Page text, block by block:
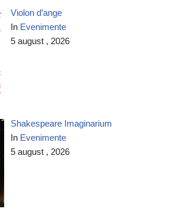
Violon d’ange
In Evenimente
5 august , 2026
Shakespeare Imaginarium
In Evenimente
5 august , 2026